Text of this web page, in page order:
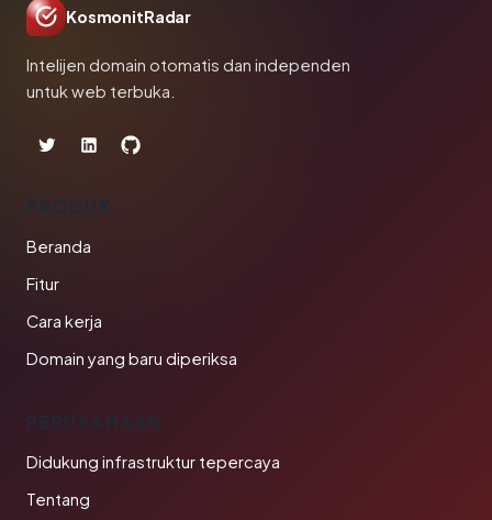
KosmonitRadar
Intelijen domain otomatis dan independen
untuk web terbuka.
PRODUK
Beranda
Fitur
Cara kerja
Domain yang baru diperiksa
PERUSAHAAN
Didukung infrastruktur tepercaya
Tentang